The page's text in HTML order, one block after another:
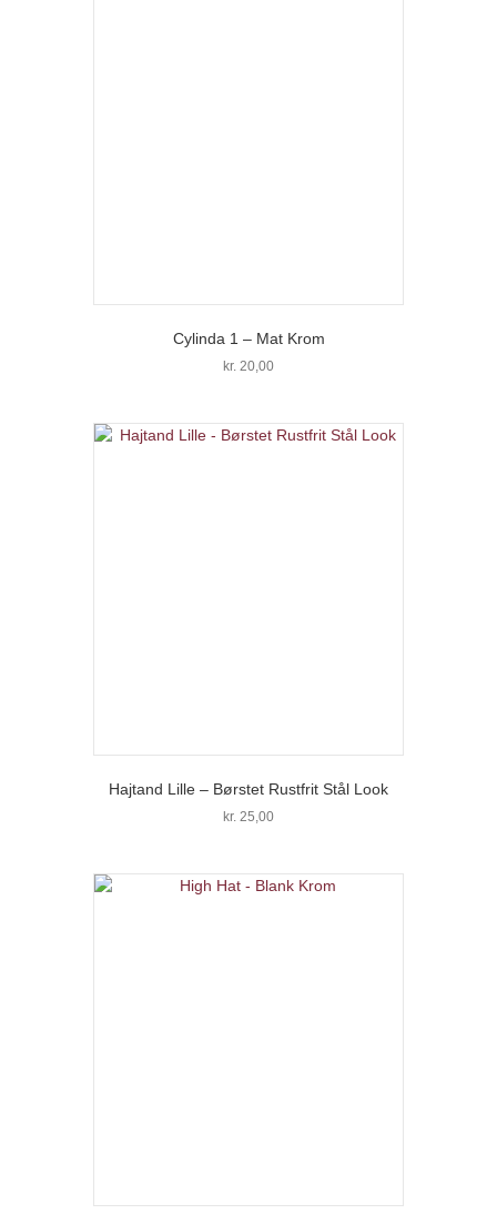
Cylinda 1 – Mat Krom
kr. 20,00
Hajtand Lille – Børstet Rustfrit Stål Look
kr. 25,00